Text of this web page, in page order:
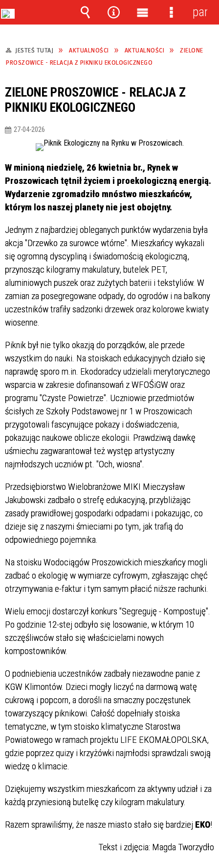
JESTEŚ TUTAJ AKTUALNOŚCI AKTUALNOŚCI
ZIELONE
PROSZOWICE - RELACJA Z PIKNIKU EKOLOGICZNEGO
ZIELONE PROSZOWICE - RELACJA Z
PIKNIKU EKOLOGICZNEGO
27-04-2026
W minioną niedzielę, 26 kwietnia br., Rynek w
Proszowicach tętnił życiem i proekologiczną energią.
Wydarzenie zgromadziło mnóstwo mieszkańców,
którym los naszej planety nie jest obojętny.
Jednym z najbardziej obleganych punktów wydarzenia była
akcja "Drzewko za surowce wtórne". Mieszkańcy wykazali
się ogromną dyscypliną i świadomością ekologiczną,
przynosząc kilogramy makulatury, butelek PET,
aluminiowych puszek oraz zużytych baterii i tekstyliów. W
zamian za posegregowane odpady, do ogrodów i na balkony
uczestników trafiły sadzonki drzewek oraz kolorowe kwiaty
wiosenne.
Piknik był nie tylko okazją do porządków, ale przede
wszystkim do nauki. Na stoiskach edukacyjnych działo się
naprawdę sporo m.in. Ekodoradcy udzielali merytorycznego
wsparcia w zakresie dofinansowań z WFOŚiGW oraz
programu "Czyste Powietrze". Uczniowie przedmiotów
ścisłych ze Szkoły Podstawowej nr 1 w Proszowicach
przygotowali fascynujące pokazy i doświadczenia,
pokazując naukowe oblicze ekologii. Prawdziwą dawkę
uśmiechu zagwarantował też występ artystyczny
najmłodszych uczniów pt. "Och, wiosna".
Przedsiębiorstwo Wielobranżowe MIKI Mieczysław
Jakubowski zadbało o strefę edukacyjną, przybliżając
zasady prawidłowej gospodarki odpadami i pokazując, co
dzieje się z naszymi śmieciami po tym, jak trafią do
odpowiedniego pojemnika.
Na stoisku Wodociągów Proszowickich mieszkańcy mogli
zadbać o ekologię w wymiarze cyfrowym, zgłaszając chęć
otrzymywania e-faktur i tym samym płacić niższe rachunki.
Wielu emocji dostarczył konkurs "Segreguję - Kompostuję".
Po godzinie 12-stej odbyło się losowanie, w którym 10
szczęśliwców stało się właścicielami nowych
kompostowników.
O podniebienia uczestników zadbały niezawodne panie z
KGW Klimontów. Dzieci mogły liczyć na darmową watę
cukrową i popcorn, a dorośli na smaczny poczęstunek
towarzyszący piknikowi. Całość dopełniały stoiska
tematyczne, w tym stoisko klimatyczne Starostwa
Powiatowego w ramach projektu LIFE EKOMAŁOPOLSKA,
gdzie poprzez quizy i krzyżówki najmłodsi sprawdzali swoją
wiedzę o klimacie.
Dziękujemy wszystkim mieszkańcom za aktywny udział i za
każdą przyniesioną butelkę czy kilogram makulatury.
Razem sprawiliśmy, że nasze miasto stało się bardziej EKO!
Tekst i zdjęcia: Magda Tworzydło
Wyszukiwarka
Narzędzia
MenuMenu
panel